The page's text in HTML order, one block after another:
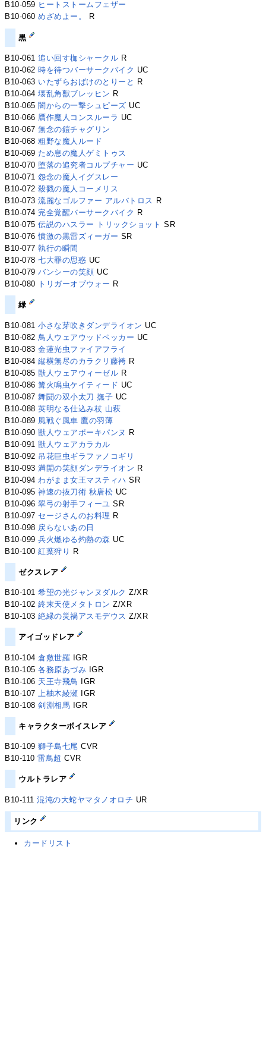
B10-059 ヒートストームフェザー
B10-060めざめよー。 R
黒
B10-061追い回す枷シャークル R
B10-062時を待つバーサークバイク UC
B10-063 いたずらおばけのとりーと
R
B10-064壊乱角獣ブレッヒン R
B10-065 闇からの一撃シュピーズ UC
B10-066 贋作魔人コンスルーラ UC
B10-067無念の鎧チャグリン
B10-068粗野な魔人ルード
B10-069 ため息の魔人ゲミトゥス
B10-070 堕落の追究者コルプチャー UC
B10-071怨念の魔人イグスレー
B10-072殺戮の魔人コーメリス
B10-073流麗なゴルファー アルバトロス
R
B10-074完全覚醒バーサークバイク R
B10-075伝説のハスラー トリックショット SR
B10-076憤激の黒雷ズィーガー SR
B10-077執行の瞬間
B10-078七大罪の思惑 UC
B10-079バンシーの笑顔 UC
B10-080 トリガーオブウォー R
緑
B10-081小さな芽吹きダンデライオン UC
B10-082 鳥人ウェアウッドペッカー UC
B10-083金蓮光虫ファイアフライ
B10-084縦横無尽のカラクリ藤袴 R
B10-085獣人ウェアウィーゼル R
B10-086篝火鳴虫ケイティード UC
B10-087舞闘の双小太刀 撫子 UC
B10-088英明なる仕込み杖 山萩
B10-089 風戦ぐ風車 鷹の羽薄
B10-090獣人ウェアポーキパンヌ R
B10-091獣人ウェアカラカル
B10-092 吊花巨虫ギラファノコギリ
B10-093満開の笑顔ダンデライオン R
B10-094 わがまま女王マスティハ SR
B10-095神速の抜刀術 秋唐松 UC
B10-096翠弓の射手フィーユ SR
B10-097 セージさんのお料理 R
B10-098 戻らないあの日
B10-099兵火燃ゆる灼熱の森 UC
B10-100紅葉狩り R
ゼクスレア
B10-101希望の光ジャンヌダルク Z/XR
B10-102終末天使メタトロン Z/XR
B10-103絶縁の災禍アスモデウス Z/XR
アイゴッドレア
B10-104倉敷世羅 IGR
B10-105各務原あづみ IGR
B10-106 天王寺飛鳥 IGR
B10-107
上柚木綾瀬 IGR
B10-108剣淵相馬 IGR
キャラクターボイスレア
B10-109獅子島七尾 CVR
B10-110雷鳥超 CVR
ウルトラレア
B10-111混沌の大蛇ヤマタノオロチ UR
リンク
カードリスト